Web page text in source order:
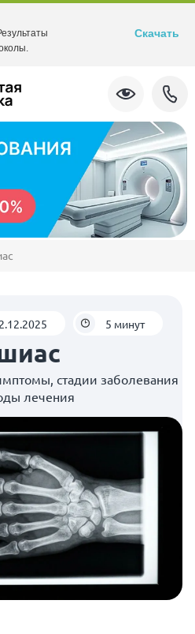
5 минут
стадии заболевания
лечения
Скачать